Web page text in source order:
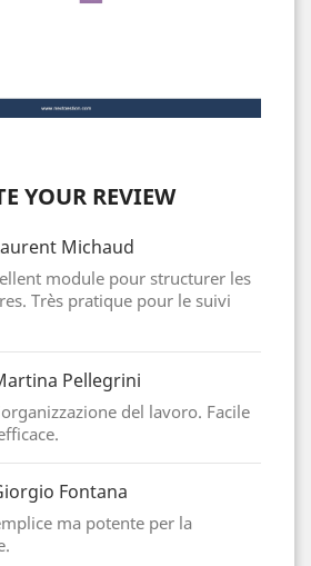
YOUR REVIEW
Michaud
module pour structurer les
Très pratique pour le suivi
Pellegrini
del lavoro. Facile
Fontana
ma potente per la